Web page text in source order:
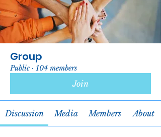
Group
Public · 104 members
Join
Discussion Media Members About